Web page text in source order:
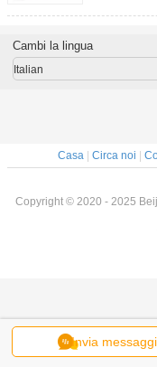
Invia
Cambi la lingua
Italian
Casa| Circa noi
Copyright © 2020 - 2025